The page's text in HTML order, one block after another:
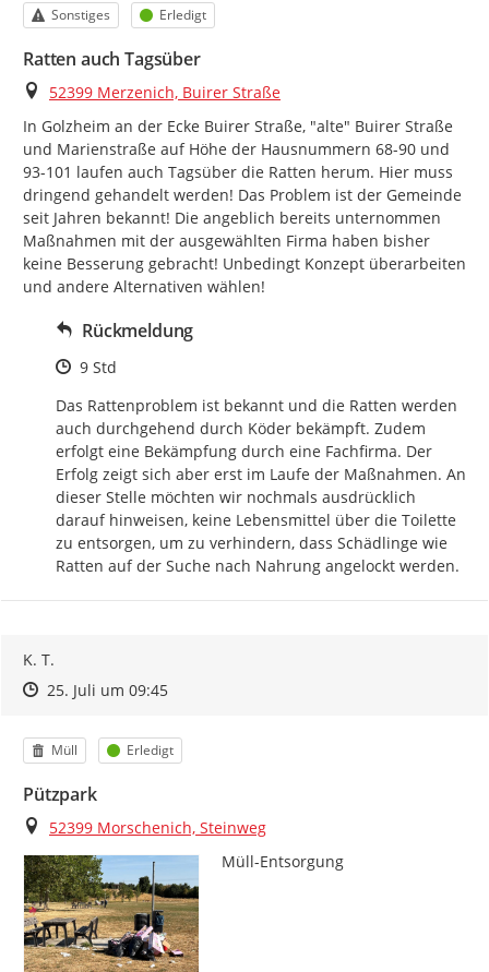
Kategorie
Sonstiges Status
Erledigt
Ratten auch Tagsüber
Ort
52399 Merzenich, Buirer Straße
In Golzheim an der Ecke Buirer Straße, "alte" Buirer Straße
und Marienstraße auf Höhe der Hausnummern 68-90 und
93-101 laufen auch Tagsüber die Ratten herum. Hier muss
dringend gehandelt werden! Das Problem ist der Gemeinde
seit Jahren bekannt! Die angeblich bereits unternommen
Maßnahmen mit der ausgewählten Firma haben bisher
keine Besserung gebracht! Unbedingt Konzept überarbeiten
und andere Alternativen wählen!
Rückmeldung
Zeitpunkt des Erstellens
9 Std
Das Rattenproblem ist bekannt und die Ratten werden
auch durchgehend durch Köder bekämpft. Zudem
erfolgt eine Bekämpfung durch eine Fachfirma. Der
Erfolg zeigt sich aber erst im Laufe der Maßnahmen. An
dieser Stelle möchten wir nochmals ausdrücklich
darauf hinweisen, keine Lebensmittel über die Toilette
zu entsorgen, um zu verhindern, dass Schädlinge wie
Ratten auf der Suche nach Nahrung angelockt werden.
K. T.
Zeitpunkt des Erstellens
Zeitpunkt des Erstellens
25. Juli um 09:45Zur Äußerung
Kategorie
Müll Status
Erledigt
Pützpark
Ort
52399 Morschenich, Steinweg
Müll-Entsorgung